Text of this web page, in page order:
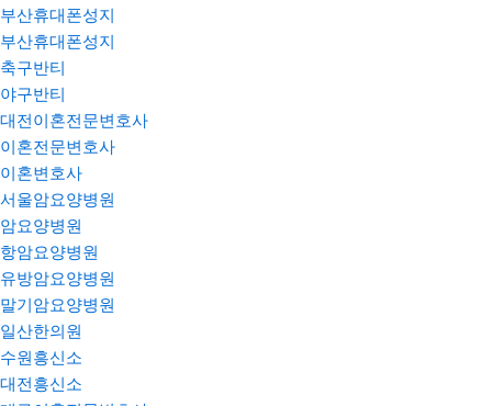
부산휴대폰성지
부산휴대폰성지
축구반티
야구반티
대전이혼전문변호사
이혼전문변호사
이혼변호사
서울암요양병원
암요양병원
항암요양병원
유방암요양병원
말기암요양병원
일산한의원
수원흥신소
대전흥신소